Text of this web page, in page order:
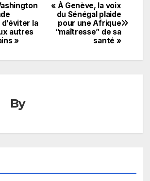
« À Genève, la voix
du Sénégal plaide
pour une Afrique
“maîtresse” de sa
santé »
la
autres
»
By